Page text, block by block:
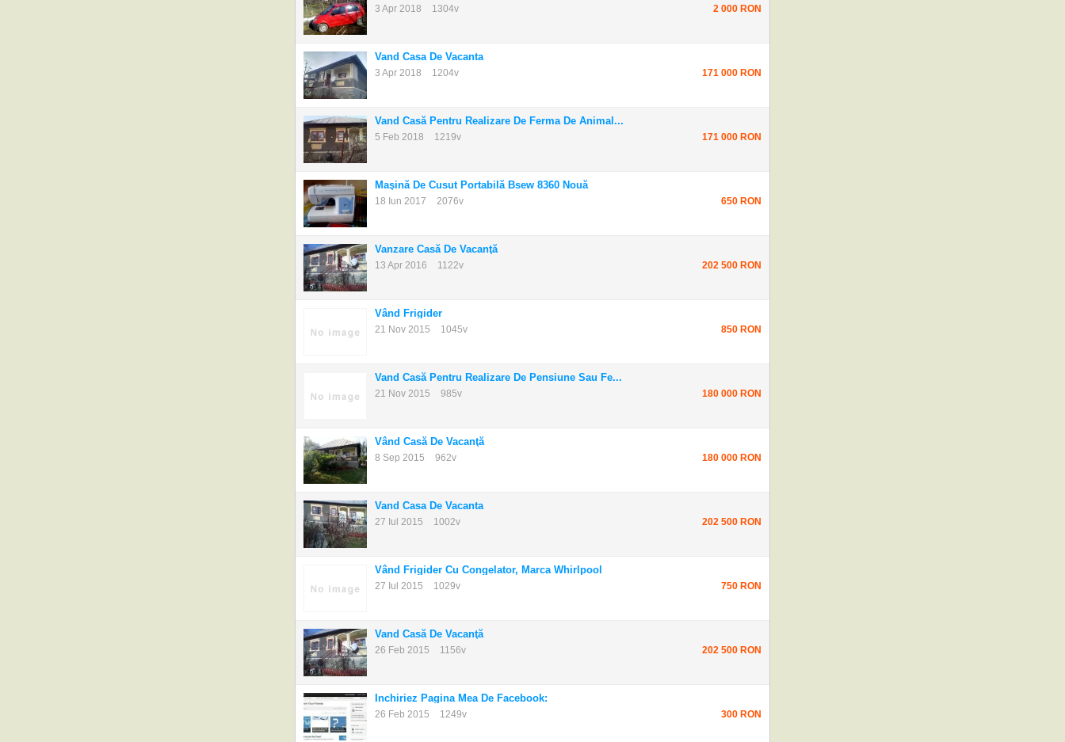
3 Apr 2018 1304v 2 000 RON
Vand Casa De Vacanta
3 Apr 2018 1204v 171 000 RON
Vand Casă Pentru Realizare De Ferma De Animal...
5 Feb 2018 1219v 171 000 RON
Maşină De Cusut Portabilă Bsew 8360 Nouă
18 Iun 2017 2076v 650 RON
Vanzare Casă De Vacanţă
13 Apr 2016 1122v 202 500 RON
Vând Frigider
21 Nov 2015 1045v 850 RON
Vand Casă Pentru Realizare De Pensiune Sau Fe...
21 Nov 2015 985v 180 000 RON
Vând Casă De Vacanţă
8 Sep 2015 962v 180 000 RON
Vand Casa De Vacanta
27 Iul 2015 1002v 202 500 RON
Vând Frigider Cu Congelator, Marca Whirlpool
27 Iul 2015 1029v 750 RON
Vand Casă De Vacanţă
26 Feb 2015 1156v 202 500 RON
Inchiriez Pagina Mea De Facebook:
26 Feb 2015 1249v 300 RON